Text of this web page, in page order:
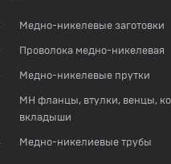
Медно-никелевые заготовки
Проволока медно-никелевая
Медно-никелевые прутки
МН фланцы, втулки, венцы,
вкладыши
Медно-никелиевые трубы